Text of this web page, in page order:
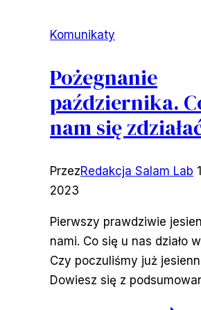
Komunikaty
Pożegnanie
października.
nam się
PrzezRedakcja Salam Lab
2023
Pierwszy prawdziwie
nami. Co się u nas działo
Czy poczuliśmy już
Dowiesz się z